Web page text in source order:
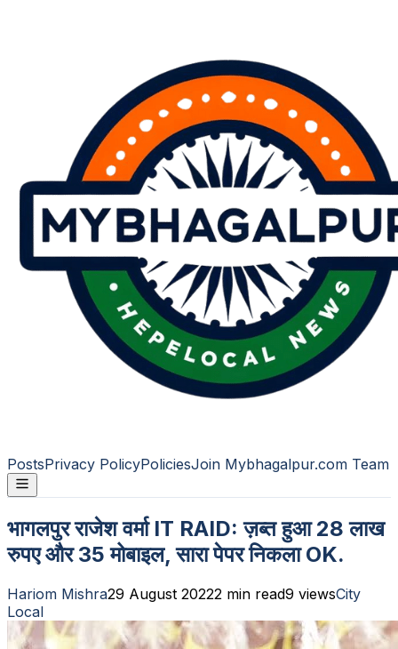
PostsPrivacy PolicyPoliciesJoin Mybhagalpur.com Team
भागलपुर राजेश वर्मा IT RAID: ज़ब्त हुआ 28 लाख
रुपए और 35 मोबाइल, सारा पेपर निकला OK.
Hariom Mishra29 August 20222 min read9 viewsCity
Local